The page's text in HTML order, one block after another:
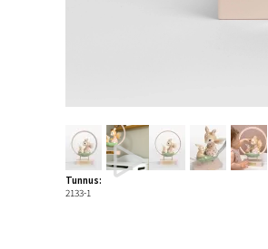
Tunnus:
2133-1